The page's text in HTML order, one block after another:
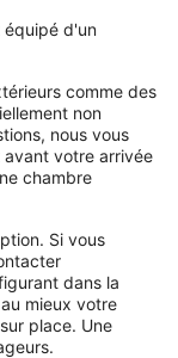
équipé d'un
comme des
non
nous vous
votre arrivée
chambre
Si vous
dans la
mieux votre
place. Une